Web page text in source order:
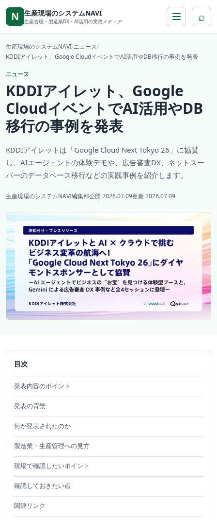
本文へ移動
N 生産現場のシステムNAVI
生産管理・製造業DX・AI活用の実務メディア ⌕
生産現場のシステムNAVI/ニュース/
KDDIアイレット、Google CloudイベントでAI活用やDB移行の事例を発表
ニュース
KDDIアイレット、Google
CloudイベントでAI活用やDB
移行の事例を発表
KDDIアイレットは「Google Cloud Next Tokyo 26」に協賛
し、AIエージェントの体験デモや、広告審査DX、ネットスー
パーのデータベース移行などの実践事例を紹介します。
生産現場のシステムNAVI編集部公開 2026.07.09更新 2026.07.09
目次
発表内容のポイント
発表の背景
何が発表されたのか
製造業・生産管理への見方
現場で確認したいポイント
確認しておきたい点
関連リンク